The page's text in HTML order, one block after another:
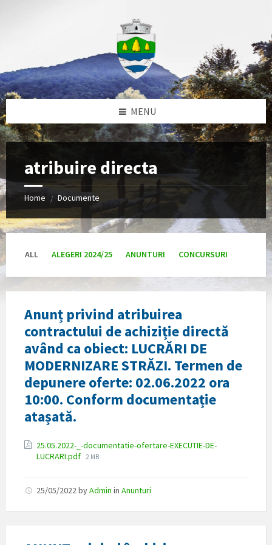
MENU
atribuire directa
Home / Documente
ALL ALEGERI 2024/25 ANUNTURI CONCURSURI
Anunț privind atribuirea
contractului de achiziție directă
având ca obiect: LUCRĂRI DE
MODERNIZARE STRĂZI. Termen de
depunere oferte: 02.06.2022 ora
10:00. Conform documentație
atașată.
Attachments
25.05.2022-_-documentatie-ofertare-EXECUTIE-DE-
LUCRARI.pdf File
2 MB
25/05/2022byAdmin in Anunturi